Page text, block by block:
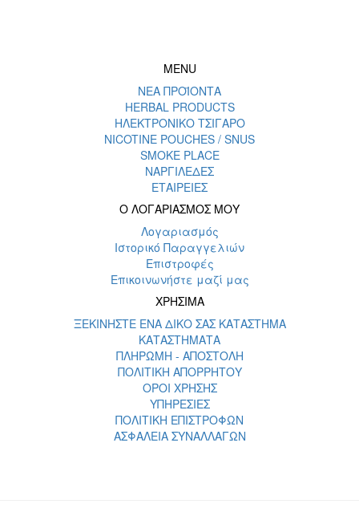
MENU
ΝΕΑ ΠΡΟΪΟΝΤΑ
HERBAL PRODUCTS
ΗΛΕΚΤΡΟΝΙΚΟ ΤΣΙΓΑΡΟ
NICOTINE POUCHES / SNUS
SMOKE PLACE
ΝΑΡΓΙΛΕΔΕΣ
ΕΤΑΙΡΕΙΕΣ
Ο ΛΟΓΑΡΙΑΣΜΟΣ ΜΟΥ
Λογαριασμός
Ιστορικό Παραγγελιών
Επιστροφές
Επικοινωνήστε μαζί μας
ΧΡΗΣΙΜΑ
ΞΕΚΙΝΗΣΤΕ ΕΝΑ ΔΙΚΟ ΣΑΣ ΚΑΤΑΣΤΗΜΑ
ΚΑΤΑΣΤΗΜΑΤΑ
ΠΛΗΡΩΜΗ - ΑΠΟΣΤΟΛΗ
ΠΟΛΙΤΙΚΗ ΑΠΟΡΡΗΤΟΥ
ΟΡΟΙ ΧΡΗΣΗΣ
ΥΠΗΡΕΣΙΕΣ
ΠΟΛΙΤΙΚΗ ΕΠΙΣΤΡΟΦΩΝ
ΑΣΦΑΛΕΙΑ ΣΥΝΑΛΛΑΓΩΝ